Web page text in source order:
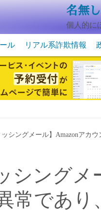
名無
個人的に
ル リアル系詐欺情報
ッシングメール】Amazonアカ
シングメ
常であり